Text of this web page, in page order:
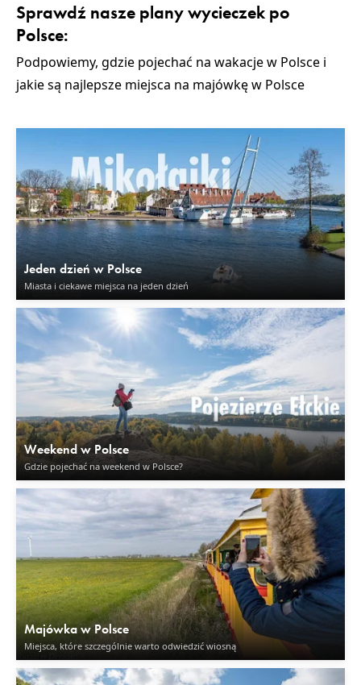
Sprawdź nasze plany wycieczek po
Polsce:
Podpowiemy, gdzie pojechać na wakacje w Polsce i
jakie są najlepsze miejsca na majówkę w Polsce
Jeden dzień w Polsce
Miasta i ciekawe miejsca na jeden dzień
Weekend w Polsce
Gdzie pojechać na weekend w Polsce?
Majówka w Polsce
Miejsca, które szczególnie warto odwiedzić wiosną